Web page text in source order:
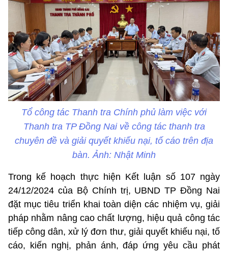
Tổ công tác Thanh tra Chính phủ làm việc với
Thanh tra TP Đồng Nai về công tác thanh tra
chuyên đề và giải quyết khiếu nại, tố cáo trên địa
bàn. Ảnh: Nhật Minh
Trong kế hoạch thực hiện Kết luận số 107 ngày
24/12/2024 của Bộ Chính trị, UBND TP Đồng Nai
đặt mục tiêu triển khai toàn diện các nhiệm vụ, giải
pháp nhằm nâng cao chất lượng, hiệu quả công tác
tiếp công dân, xử lý đơn thư, giải quyết khiếu nại, tố
cáo, kiến nghị, phản ánh, đáp ứng yêu cầu phát